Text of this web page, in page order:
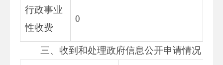
行政事业
性收费
0
三、收到和处理政府信息公开申请情况